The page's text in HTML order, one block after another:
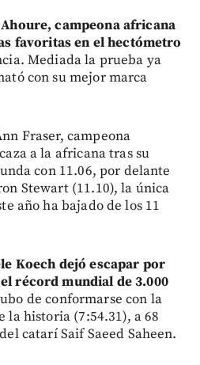
campeona africana
favoritas en el hectómetro
Mediada la prueba ya
con su mejor marca
Fraser, campeona
a la africana tras su
con 11.06, por delante
Stewart (11.10), la única
año ha bajado de los 11
Koech dejó escapar por
récord mundial de 3.000
de conformarse con la
la historia (7:54.31), a 68
catarí Saif Saeed Saheen.